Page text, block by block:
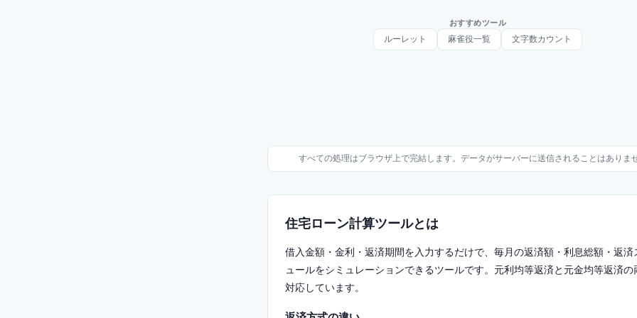
おすすめツール
ルーレット 麻雀役一覧 文字数カウント
すべての処理はブラウザ上で完結します。データがサーバーに送信されることはありませ
住宅ローン計算ツールとは
借入金額・金利・返済期間を入力するだけで、毎月の返済額・利息総額・返済
ュールをシミュレーションできるツールです。元利均等返済と元金均等返済の
対応しています。